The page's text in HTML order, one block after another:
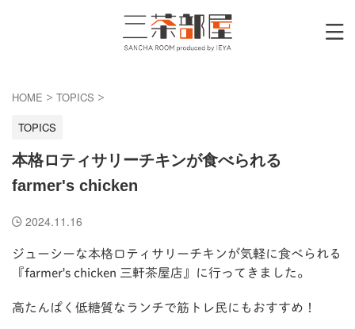
HOME > TOPICS >
TOPICS
本格ロティサリーチキンが食べられる
farmer's chicken
2024.11.16
ジューシーな本格ロティサリーチキンが気軽に食べられる
『farmer's chicken 三軒茶屋店』に行ってきました。
高たんぱく低糖質なランチで筋トレ民にもおすすめ！